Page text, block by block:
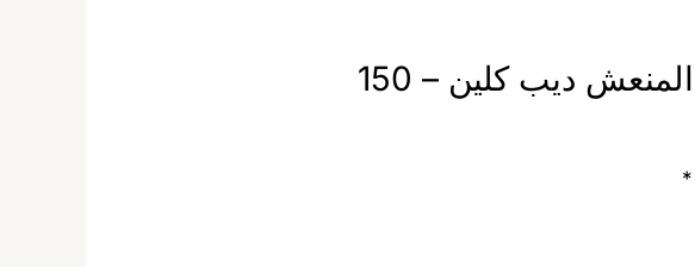
كن أول من يقيم “نيوتروجينا جل التقشير المنعش ديب كلين – 150
*